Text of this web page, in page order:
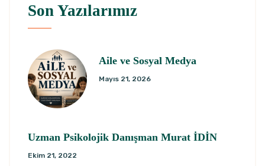
Son Yazılarımız
Aile ve Sosyal Medya
Mayıs 21, 2026
Uzman Psikolojik Danışman Murat İDİN
Ekim 21, 2022